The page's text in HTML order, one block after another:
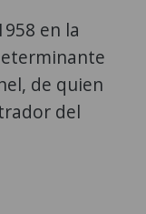
en la
de quien
del